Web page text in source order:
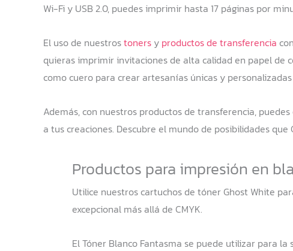
Wi-Fi y USB 2.0, puedes imprimir hasta 17 páginas por
El uso de nuestrostoners y productos de transferencia
quieras imprimir invitaciones de alta calidad en papel de
como cuero para crear artesanías únicas y
Además, con nuestros productos de transferencia,
a tus creaciones. Descubre el mundo de posibilidades
Productos para impresión en
Utilice nuestros cartuchos de tóner Ghost White
excepcional más allá de CMYK.
El Tóner Blanco Fantasma se puede utilizar para